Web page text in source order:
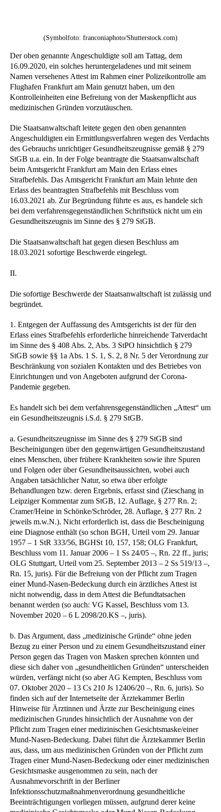
(Symbolfoto: franconiaphoto/Shutterstock.com)
Der oben genannte Angeschuldigte soll am Tattag, dem
16.09.2020, ein solches heruntergeladenes und mit seinem
Namen versehenes Attest im Rahmen einer Polizeikontrolle am
Flughafen Frankfurt am Main genutzt haben, um den
Kontrolleinheiten eine Befreiung von der Maskenpflicht aus
medizinischen Gründen vorzutäuschen.
Die Staatsanwaltschaft leitete gegen den oben genannten
Angeschuldigten ein Ermittlungsverfahren wegen des Verdachts
des Gebrauchs unrichtiger Gesundheitszeugnisse gemäß § 279
StGB u.a. ein. In der Folge beantragte die Staatsanwaltschaft
beim Amtsgericht Frankfurt am Main den Erlass eines
Strafbefehls. Das Amtsgericht Frankfurt am Main lehnte den
Erlass des beantragten Strafbefehls mit Beschluss vom
16.03.2021 ab. Zur Begründung führte es aus, es handele sich
bei dem verfahrensgegenständlichen Schriftstück nicht um ein
Gesundheitszeugnis im Sinne des § 279 StGB.
Die Staatsanwaltschaft hat gegen diesen Beschluss am
18.03.2021 sofortige Beschwerde eingelegt.
II.
Die sofortige Beschwerde der Staatsanwaltschaft ist zulässig und
begründet.
1. Entgegen der Auffassung des Amtsgerichts ist der für den
Erlass eines Strafbefehls erforderliche hinreichende Tatverdacht
im Sinne des § 408 Abs. 2, Abs. 3 StPO hinsichtlich § 279
StGB sowie §§ 1a Abs. 1 S. 1, S. 2, 8 Nr. 5 der Verordnung zur
Beschränkung von sozialen Kontakten und des Betriebes von
Einrichtungen und von Angeboten aufgrund der Corona-
Pandemie gegeben.
Es handelt sich bei dem verfahrensgegenständlichen „Attest“ um
ein Gesundheitszeugnis i.S.d. § 279 StGB.
a. Gesundheitszeugnisse im Sinne des § 279 StGB sind
Bescheinigungen über den gegenwärtigen Gesundheitszustand
eines Menschen, über frühere Krankheiten sowie ihre Spuren
und Folgen oder über Gesundheitsaussichten, wobei auch
Angaben tatsächlicher Natur, so etwa über erfolgte
Behandlungen bzw. deren Ergebnis, erfasst sind (Zieschang in
Leipziger Kommentar zum StGB, 12. Auflage, § 277 Rn. 2;
Cramer/Heine in Schönke/Schröder, 28. Auflage, § 277 Rn. 2
jeweils m.w.N.). Nicht erforderlich ist, dass die Bescheinigung
eine Diagnose enthält (so schon BGH, Urteil vom 29. Januar
1957 – 1 StR 333/56, BGHSt 10, 157, 158; OLG Frankfurt,
Beschluss vom 11. Januar 2006 – 1 Ss 24/05 –, Rn. 22 ff., juris;
OLG Stuttgart, Urteil vom 25. September 2013 – 2 Ss 519/13 –,
Rn. 15, juris). Für die Befreiung von der Pflicht zum Tragen
einer Mund-Nasen-Bedeckung durch ein ärztliches Attest ist
nicht notwendig, dass in dem Attest die Befundtatsachen
benannt werden (so auch: VG Kassel, Beschluss vom 13.
November 2020 – 6 L 2098/20.KS –, juris).
b. Das Argument, dass „medizinische Gründe“ ohne jeden
Bezug zu einer Person und zu einem Gesundheitszustand einer
Person gegen das Tragen von Masken sprechen könnten und
diese sich daher von „gesundheitlichen Gründen“ unterscheiden
würden, verfängt nicht (so aber AG Kempten, Beschluss vom
07. Oktober 2020 – 13 Cs 210 Js 12406/20 –, Rn. 6, juris). So
finden sich auf der Internetseite der Ärztekammer Berlin
Hinweise für Ärztinnen und Ärzte zur Bescheinigung eines
medizinischen Grundes hinsichtlich der Ausnahme von der
Pflicht zum Tragen einer medizinischen Gesichtsmaske/einer
Mund-Nasen-Bedeckung. Dabei führt die Ärztekammer Berlin
aus, dass, um aus medizinischen Gründen von der Pflicht zum
Tragen einer Mund-Nasen-Bedeckung oder einer medizinischen
Gesichtsmaske ausgenommen zu sein, nach der
Ausnahmevorschrift in der Berliner
Infektionsschutzmaßnahmenverordnung gesundheitliche
Beeinträchtigungen vorliegen müssen, aufgrund derer keine